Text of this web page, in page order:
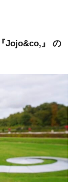
Jojo&co,』 の